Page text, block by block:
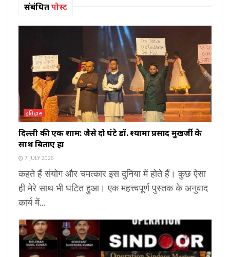
संबंधितपोस्ट
इतिहास
दिल्ली की एक शाम: जैसे दो घंटे डॉ. श्यामा प्रसाद मुखर्जी के
साथ बिताए हों
7 JULY 2026
कहते हैं संयोग और चमत्कार इस दुनिया में होते हैं। कुछ ऐसा
ही मेरे साथ भी घटित हुआ। एक महत्त्वपूर्ण पुस्तक के अनुवाद
कार्य में...